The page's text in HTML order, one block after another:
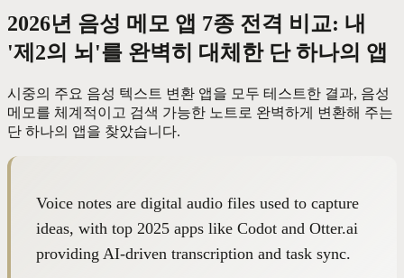
2026년 음성 메모 앱 7종 전격 비교: 내
'제2의 뇌'를 완벽히 대체한 단 하나의 앱
시중의 주요 음성 텍스트 변환 앱을 모두 테스트한 결과, 음성
메모를 체계적이고 검색 가능한 노트로 완벽하게 변환해 주는
단 하나의 앱을 찾았습니다.
Voice notes are digital audio files used to capture
ideas, with top 2025 apps like Codot and Otter.ai
providing AI-driven transcription and task sync.